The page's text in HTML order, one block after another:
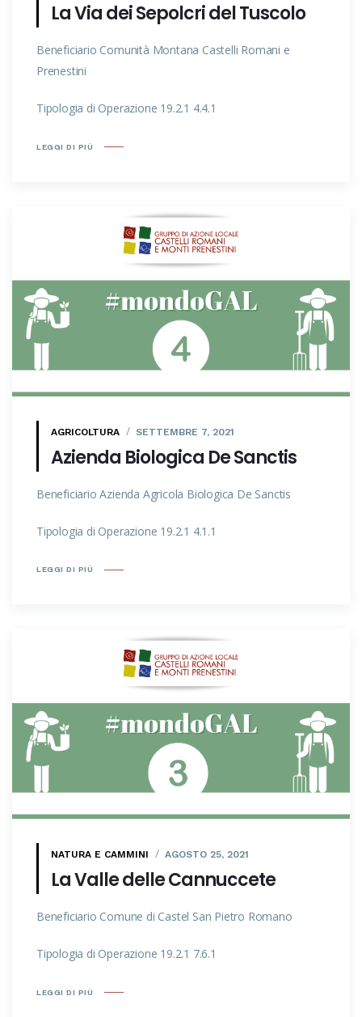
La Via dei Sepolcri del Tuscolo
Beneficiario Comunità Montana Castelli Romani e
Prenestini
Tipologia di Operazione 19.2.1 4.4.1
LEGGI DI PIÙ
AGRICOLTURA SETTEMBRE 7, 2021
Azienda Biologica De Sanctis
Beneficiario Azienda Agricola Biologica De Sanctis
Tipologia di Operazione 19.2.1 4.1.1
LEGGI DI PIÙ
NATURA E CAMMINI AGOSTO 25, 2021
La Valle delle Cannuccete
Beneficiario Comune di Castel San Pietro Romano
Tipologia di Operazione 19.2.1 7.6.1
LEGGI DI PIÙ